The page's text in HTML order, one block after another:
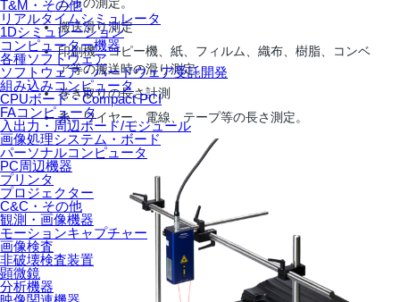
T&M・その他
リアルタイムシミュレータ
1Dシミュレーション
コンピューター機器
各種ソフトウェア
ソフトウェア・ハードウェア受託開発
組み込みコンピュータ
CPUボード・Compact PCI
FAコンピュータ
入出力・周辺ボード/モジュール
画像処理システム・ボード
パーソナルコンピュータ
PC周辺機器
プリンタ
プロジェクター
C&C・その他
観測・画像機器
モーションキャプチャー
画像検査
非破壊検査装置
顕微鏡
分析機器
搬送滑り測定
印刷機、コピー機、紙、フィルム、織布、樹脂、コンベ
ア等の搬送時の滑り測定。
巻き取りの長さ計測
糸、ワイヤー、電線、テープ等の長さ測定。